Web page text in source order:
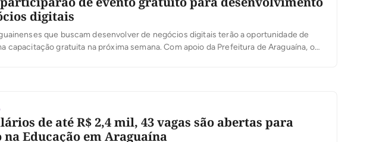
digitais
que buscam desenvolver de negócios digitais terão a oportunidade de
capacitação gratuita na próxima semana. Com apoio da Prefeitura de Araguaína, o
de até R$ 2,4 mil, 43 vagas são abertas para
na Educação em Araguaína